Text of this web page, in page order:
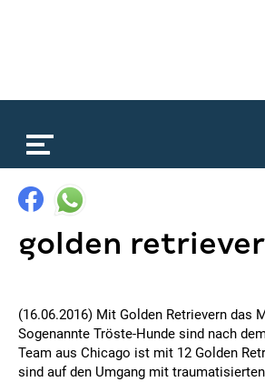
golden
(16.06.2016) Mit Golden Retrievern das
Sogenannte Tröste-Hunde sind nach
Team aus Chicago ist mit 12 Golden
sind auf den Umgang mit